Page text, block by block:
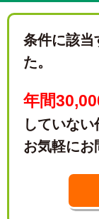
条件に該当
た。
年間
していない
お気軽にお